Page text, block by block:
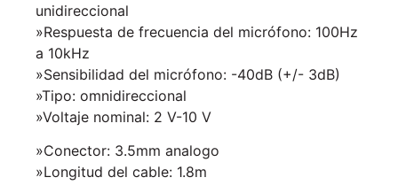
unidireccional
»Respuesta de frecuencia del micrófono: 100Hz
a 10kHz
»Sensibilidad del micrófono: -40dB (+/- 3dB)
»Tipo: omnidireccional
»Voltaje nominal: 2 V-10 V
»Conector: 3.5mm analogo
»Longitud del cable: 1.8m